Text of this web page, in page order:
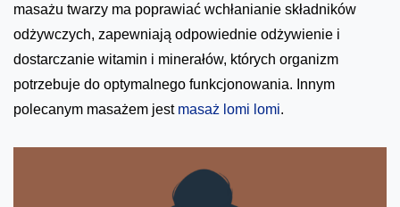
masażu twarzy ma poprawiać wchłanianie składników
odżywczych, zapewniają odpowiednie odżywienie i
dostarczanie witamin i minerałów, których organizm
potrzebuje do optymalnego funkcjonowania. Innym
polecanym masażem jest masaż lomi lomi.